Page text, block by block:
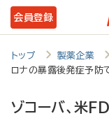
メ
イ
ン
会員登録
トップ 製薬企業
ロナの暴露後発症予防
ゾコーバ、米